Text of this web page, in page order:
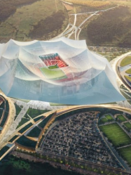
الأطلس قد تأهلن إلى
بعد تصدرهن
سبع نقاط، حصدنها من
فيما بلغ […]